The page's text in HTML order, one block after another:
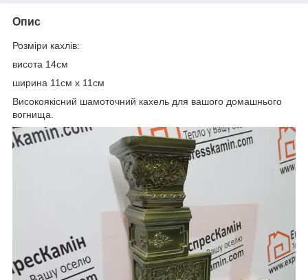
Опис
Розміри кахлів:
висота 14см
ширина 11см х 11см
Високоякісний шамоточний кахель для вашого домашнього
вогнища.